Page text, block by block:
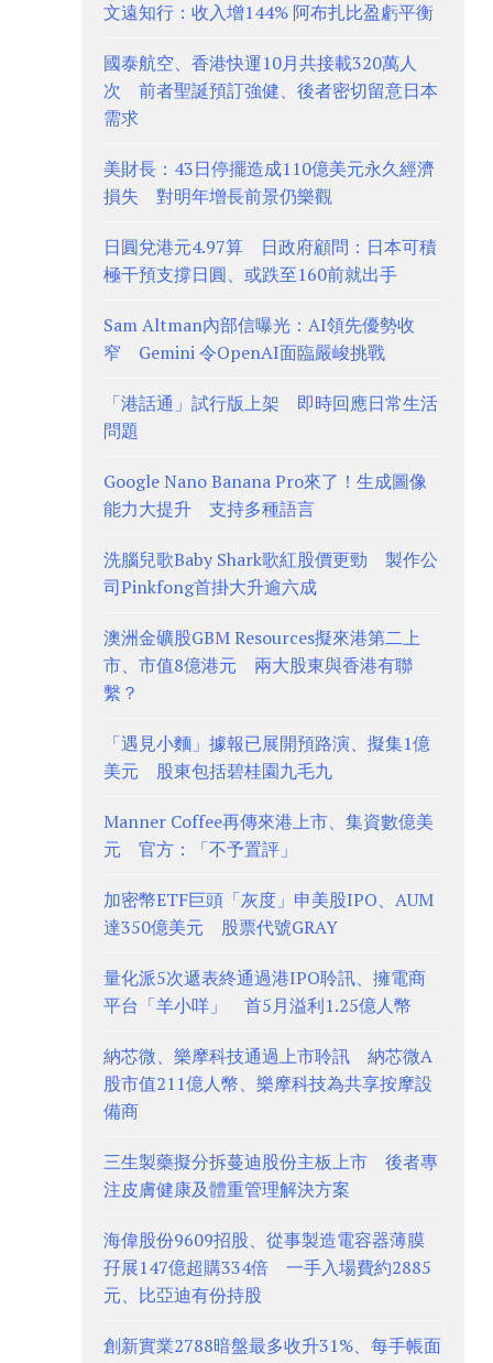
文遠知行：收入增144% 阿布扎比盈虧平衡
國泰航空、香港快運10月共接載320萬人
次 前者聖誕預訂強健、後者密切留意日本
需求
美財長：43日停擺造成110億美元永久經濟
損失 對明年增長前景仍樂觀
日圓兌港元4.97算 日政府顧問：日本可積
極干預支撐日圓、或跌至160前就出手
Sam Altman內部信曝光：AI領先優勢收
窄 Gemini 令OpenAI面臨嚴峻挑戰
「港話通」試行版上架 即時回應日常生活
問題
Google Nano Banana Pro來了！生成圖像
能力大提升 支持多種語言
洗腦兒歌Baby Shark歌紅股價更勁 製作公
司Pinkfong首掛大升逾六成
澳洲金礦股GBM Resources擬來港第二上
市、市值8億港元 兩大股東與香港有聯
繫？
「遇見小麵」據報已展開預路演、擬集1億
美元 股東包括碧桂園九毛九
Manner Coffee再傳來港上市、集資數億美
元 官方：「不予置評」
加密幣ETF巨頭「灰度」申美股IPO、AUM
達350億美元 股票代號GRAY
量化派5次遞表終通過港IPO聆訊、擁電商
平台「羊小咩」 首5月溢利1.25億人幣
納芯微、樂摩科技通過上市聆訊 納芯微A
股市值211億人幣、樂摩科技為共享按摩設
備商
三生製藥擬分拆蔓迪股份主板上市 後者專
注皮膚健康及體重管理解決方案
海偉股份9609招股、從事製造電容器薄膜
孖展147億超購334倍 一手入場費約2885
元、比亞迪有份持股
創新實業2788暗盤最多收升31%、每手帳面